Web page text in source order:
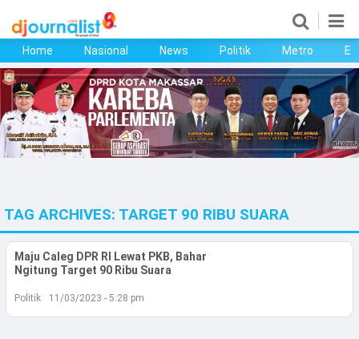
Home
Nasional
News
Metro
Ekonomi
Bisnis
Home Nasional News Politik Metro
TAG ARCHIVES: TARGET 90 RIBU SUARA
Maju Caleg DPR RI Lewat PKB, Bahar
Ngitung Target 90 Ribu Suara
Politik 11/03/2023 - 5:28 pm